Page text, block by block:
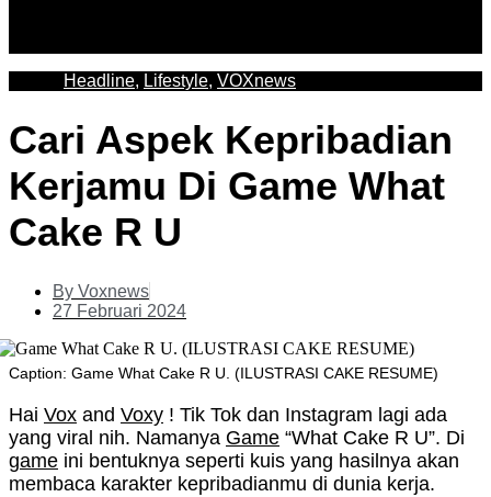
Headline, Lifestyle, VOXnews
Cari Aspek Kepribadian
Kerjamu Di Game What
Cake R U
By Voxnews
27 Februari 2024
Caption: Game What Cake R U. (ILUSTRASI CAKE RESUME)
Hai Vox and Voxy ! Tik Tok dan Instagram lagi ada
yang viral nih. Namanya Game “What Cake R U”. Di
game ini bentuknya seperti kuis yang hasilnya akan
membaca karakter kepribadianmu di dunia kerja.